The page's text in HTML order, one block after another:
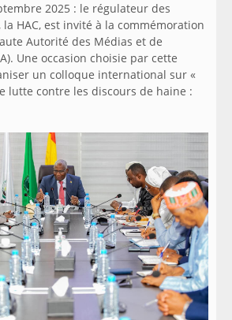
2025 : le régulateur des
HAC, est invité à la commémoration
Autorité des Médias et de
Une occasion choisie par cette
un colloque international sur «
lutte contre les discours de haine :